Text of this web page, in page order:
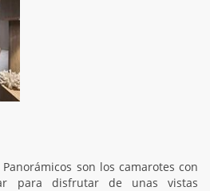
son los camarotes con
para disfrutar de unas vistas